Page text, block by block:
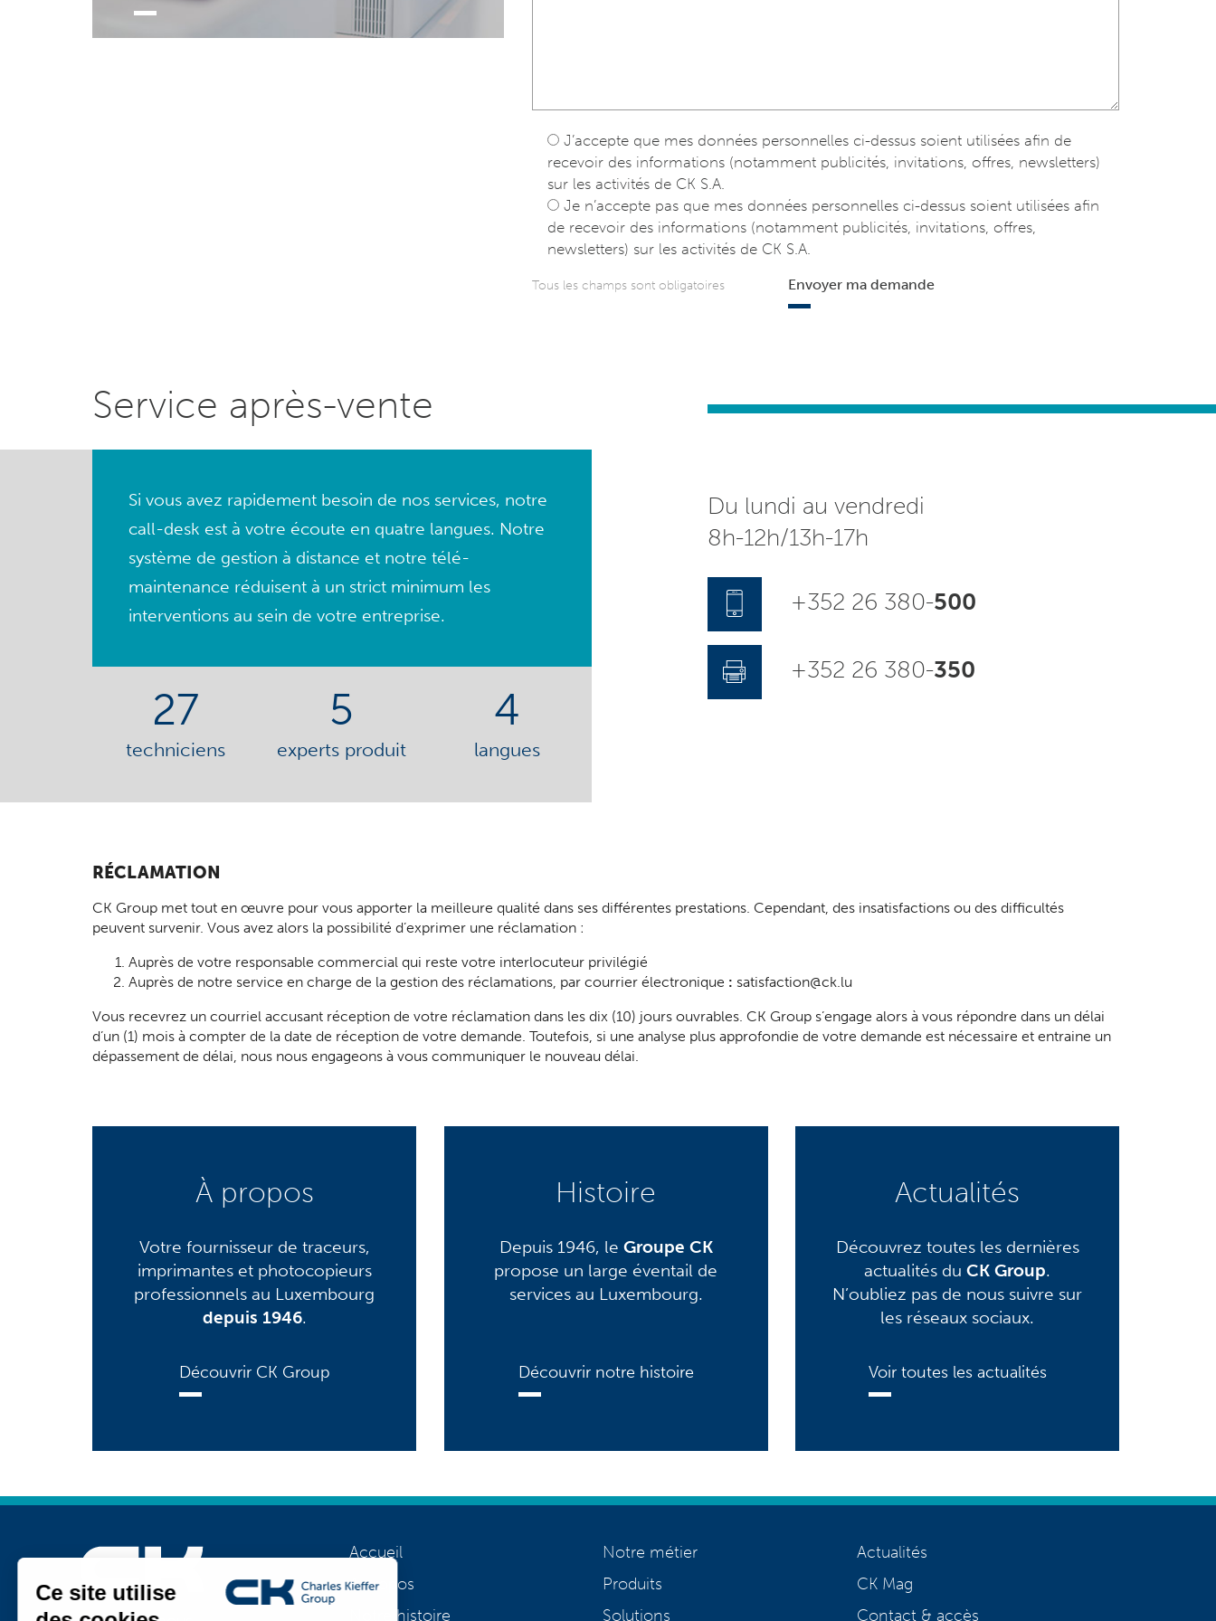
J’accepte que mes données personnelles ci-dessus soient utilisées afin de
recevoir des informations (notamment publicités, invitations, offres, newsletters)
sur les activités de CK S.A.
Je n’accepte pas que mes données personnelles ci-dessus soient utilisées afin
de recevoir des informations (notamment publicités, invitations, offres,
newsletters) sur les activités de CK S.A.
Tous les champs sont obligatoires Envoyer ma demande
Service après-vente
Si vous avez rapidement besoin de nos services, notre
call-desk est à votre écoute en quatre langues. Notre
système de gestion à distance et notre télé-
maintenance réduisent à un strict minimum les
interventions au sein de votre entreprise.
27
techniciens
5
experts produit
4
langues
Du lundi au vendredi
8h-12h/13h-17h
+352 26 380-500
+352 26 380-350
RÉCLAMATION
CK Group met tout en œuvre pour vous apporter la meilleure qualité dans ses différentes prestations. Cependant, des insatisfactions ou des difficultés
peuvent survenir. Vous avez alors la possibilité d’exprimer une réclamation :
Auprès de votre responsable commercial qui reste votre interlocuteur privilégié
Auprès de notre service en charge de la gestion des réclamations, par courrier électronique : satisfaction@ck.lu
Vous recevrez un courriel accusant réception de votre réclamation dans les dix (10) jours ouvrables. CK Group s’engage alors à vous répondre dans un délai
d’un (1) mois à compter de la date de réception de votre demande. Toutefois, si une analyse plus approfondie de votre demande est nécessaire et entraine un
dépassement de délai, nous nous engageons à vous communiquer le nouveau délai.
À propos
Votre fournisseur de traceurs,
imprimantes et photocopieurs
professionnels au Luxembourg
depuis 1946.
Découvrir CK Group
Histoire
Depuis 1946, le Groupe CK
propose un large éventail de
services au Luxembourg.
Découvrir notre histoire
Actualités
Découvrez toutes les dernières
actualités duCK Group.
N’oubliez pas de nous suivre sur
les réseaux sociaux.
Voir toutes les actualités
Accueil
A propos
Notre histoire
Notre métier
Produits
Solutions
Actualités
CK Mag
Contact & accès